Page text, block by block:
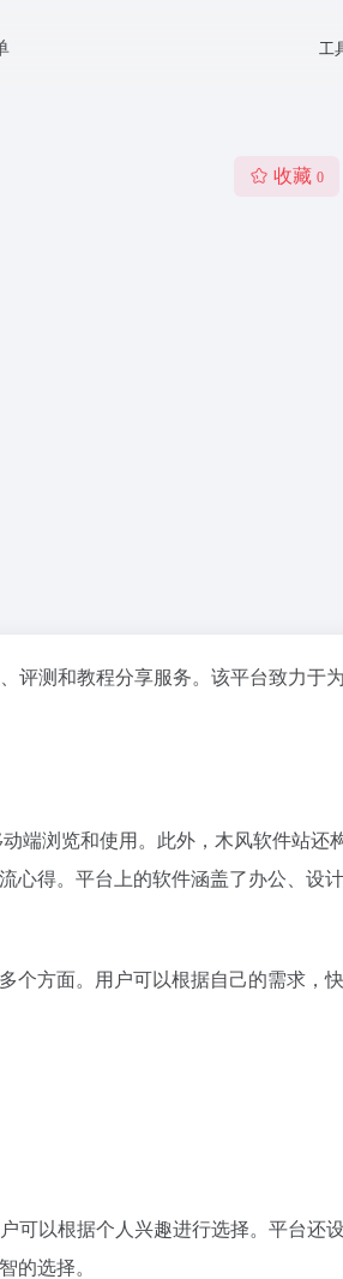
工
收藏 0
评测和教程分享服务。该平台致力于
端浏览和使用。此外，木风软件站还
得。平台上的软件涵盖了办公、设计
个方面。用户可以根据自己的需求，
可以根据个人兴趣进行选择。平台还
的选择。